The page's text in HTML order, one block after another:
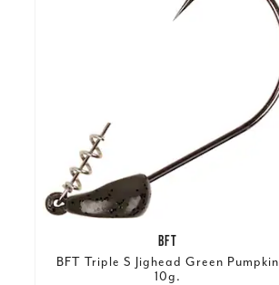
BFT
BFT Triple S Jighead Green Pumpkin
10g.